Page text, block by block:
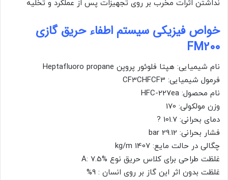
نداشتن اثرات مخرب بر روی تجهیزات پس از عملکرد و تخلیه
خواص فیزیکی سیستم اطفاء حریق گازی
FM200
نام شیمیایی: هپتا فلوئور پروپن Heptafluoro propane
فرمول شیمیایی: CF3CHFCF3
نام محصول: HFC-227ea
وزن مولکولی: 170
دمای بحرانی: 101.7 ?
فشار بحرانی: 29.12 bar
چگالی در حالت مایع: 1407 kg/m
غلظت طراحی برای کلاس حریق نوع A: 7.5%
غلظت بدون اثر این گاز بر روی انسان : 9%